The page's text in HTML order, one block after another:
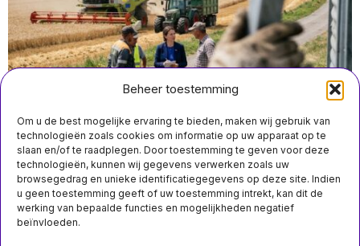
Beheer toestemming
Om u de best mogelijke ervaring te bieden, maken wij gebruik van
technologieën zoals cookies om informatie op uw apparaat op te
slaan en/of te raadplegen. Door toestemming te geven voor deze
technologieën, kunnen wij gegevens verwerken zoals uw
browsegedrag en unieke identificatiegegevens op deze site. Indien
u geen toestemming geeft of uw toestemming intrekt, kan dit de
werking van bepaalde functies en mogelijkheden negatief
beïnvloeden.
juli 14 10:30
Oekraïense landbouwintegratie met EU creëert
grootste voedselcluster ter wereld